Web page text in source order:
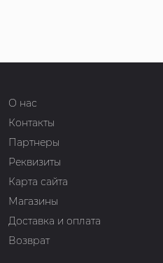
О нас
Контакты
Партнеры
Реквизиты
Карта сайта
Магазины
Доставка и оплата
Возврат